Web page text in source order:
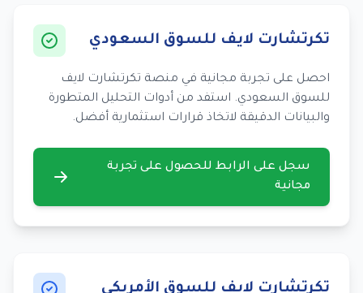
تكرتشارت لايف للسوق السعودي
احصل على تجربة مجانية في منصة تكرتشارت لايف
للسوق السعودي. استفد من أدوات التحليل المتطورة
والبيانات الدقيقة لاتخاذ قرارات استثمارية أفضل.
سجل على الرابط للحصول على تجربة
مجانية
تكرتشارت لايف للسوق الأمريكي